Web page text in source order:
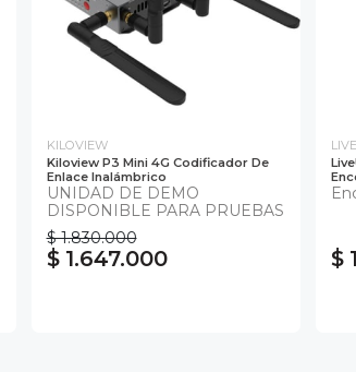
KILOVIEW
Kiloview P3 Mini 4G Codificador De
Enlace Inalámbrico
UNIDAD DE DEMO
DISPONIBLE PARA PRUEBAS
$ 1.830.000
$ 1.647.000 $